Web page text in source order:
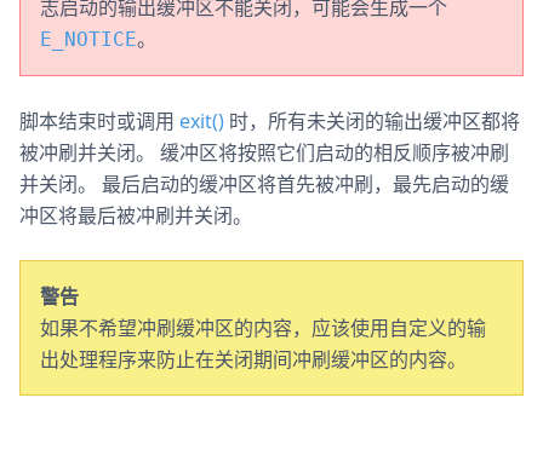
志启动的输出缓冲区不能关闭，可能会生成一个
E_NOTICE。
脚本结束时或调用 exit() 时，所有未关闭的输出缓冲区都将
被冲刷并关闭。 缓冲区将按照它们启动的相反顺序被冲刷
并关闭。 最后启动的缓冲区将首先被冲刷，最先启动的缓
冲区将最后被冲刷并关闭。
警告
如果不希望冲刷缓冲区的内容，应该使用自定义的输
出处理程序来防止在关闭期间冲刷缓冲区的内容。